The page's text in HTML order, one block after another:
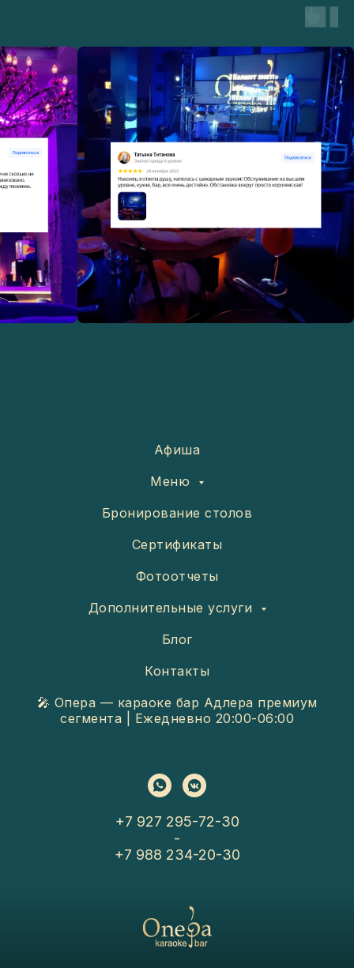
Афиша
Меню
Бронирование столов
Сертификаты
Фотоотчеты
Дополнительные услуги
Блог
Контакты
🎤 Опера — караоке бар Адлера премиум
сегмента | Ежедневно 20:00-06:00
+7 927 295-72-30
-
+7 988 234-20-30